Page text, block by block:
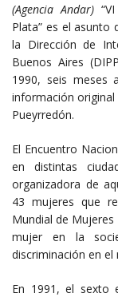
(Agencia Andar)
Plata” es el asunto
la Dirección de
Buenos Aires
1990, seis meses
información original
Pueyrredón.
El Encuentro
en distintas
organizadora de
43 mujeres que
Mundial de
mujer en la
discriminación en
En 1991, el sexto